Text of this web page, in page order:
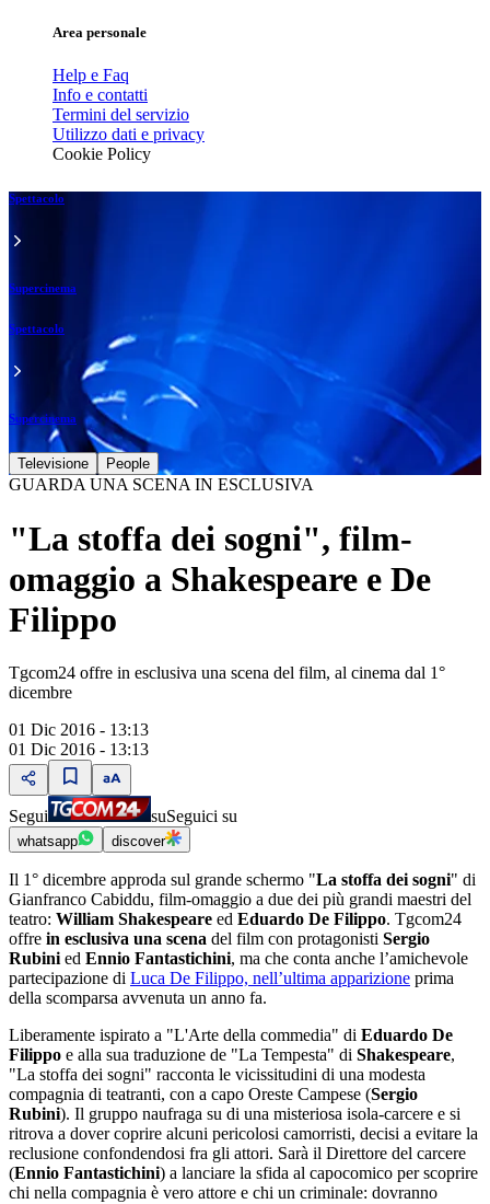
Area personale
Help e Faq
Info e contatti
Termini del servizio
Utilizzo dati e privacy
Cookie Policy
Spettacolo
Supercinema
Spettacolo
Supercinema
Televisione People
GUARDA UNA SCENA IN ESCLUSIVA
"La stoffa dei sogni", film-
omaggio a Shakespeare e De
Filippo
Tgcom24 offre in esclusiva una scena del film, al cinema dal 1°
dicembre
01 Dic 2016 - 13:13
01 Dic 2016 - 13:13
Segui suSeguici su
whatsapp discover
Il 1° dicembre approda sul grande schermo "La stoffa dei sogni" di
Gianfranco Cabiddu, film-omaggio a due dei più grandi maestri del
teatro: William Shakespeare ed Eduardo De Filippo. Tgcom24
offre in esclusiva una scena del film con protagonisti Sergio
Rubini ed Ennio Fantastichini, ma che conta anche l’amichevole
partecipazione di Luca De Filippo, nell’ultima apparizione prima
della scomparsa avvenuta un anno fa.
Liberamente ispirato a "L'Arte della commedia" di Eduardo De
Filippo e alla sua traduzione de "La Tempesta" di Shakespeare,
"La stoffa dei sogni" racconta le vicissitudini di una modesta
compagnia di teatranti, con a capo Oreste Campese (Sergio
Rubini). Il gruppo naufraga su di una misteriosa isola-carcere e si
ritrova a dover coprire alcuni pericolosi camorristi, decisi a evitare la
reclusione confondendosi fra gli attori. Sarà il Direttore del carcere
(Ennio Fantastichini) a lanciare la sfida al capocomico per scoprire
chi nella compagnia è vero attore e chi un criminale: dovranno